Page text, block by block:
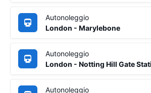
Autonoleggio
London - Marylebone
Autonoleggio
London - Notting Hill Gate
Autonoleggio